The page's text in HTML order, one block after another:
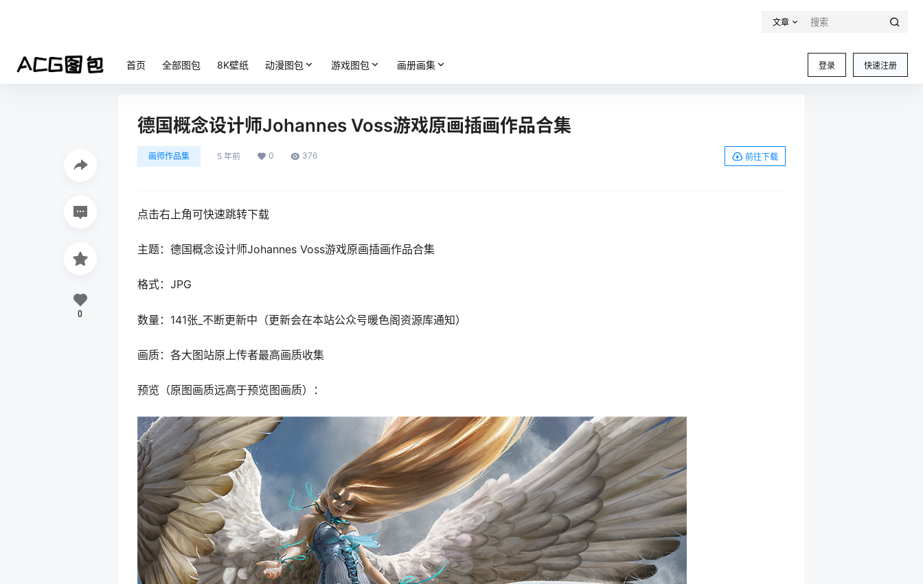
文章
登录 快速注册
首页 全部图包 8K壁纸 动漫图包 游戏图包 画册画集
德国概念设计师Johannes Voss游戏原画插画作品合集
画师作品集 5 年前 0 376 前往下载
点击右上角可快速跳转下载
主题：德国概念设计师Johannes Voss游戏原画插画作品合集
格式：JPG
数量：141张_不断更新中（更新会在本站公众号暖色阁资源库通知）
画质：各大图站原上传者最高画质收集
预览（原图画质远高于预览图画质）：
0